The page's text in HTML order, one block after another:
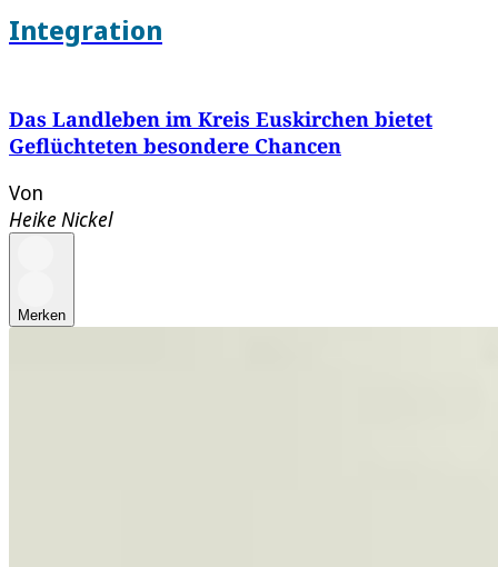
Integration
Das Landleben im Kreis Euskirchen bietet
Geflüchteten besondere Chancen
Von
Heike Nickel
Merken